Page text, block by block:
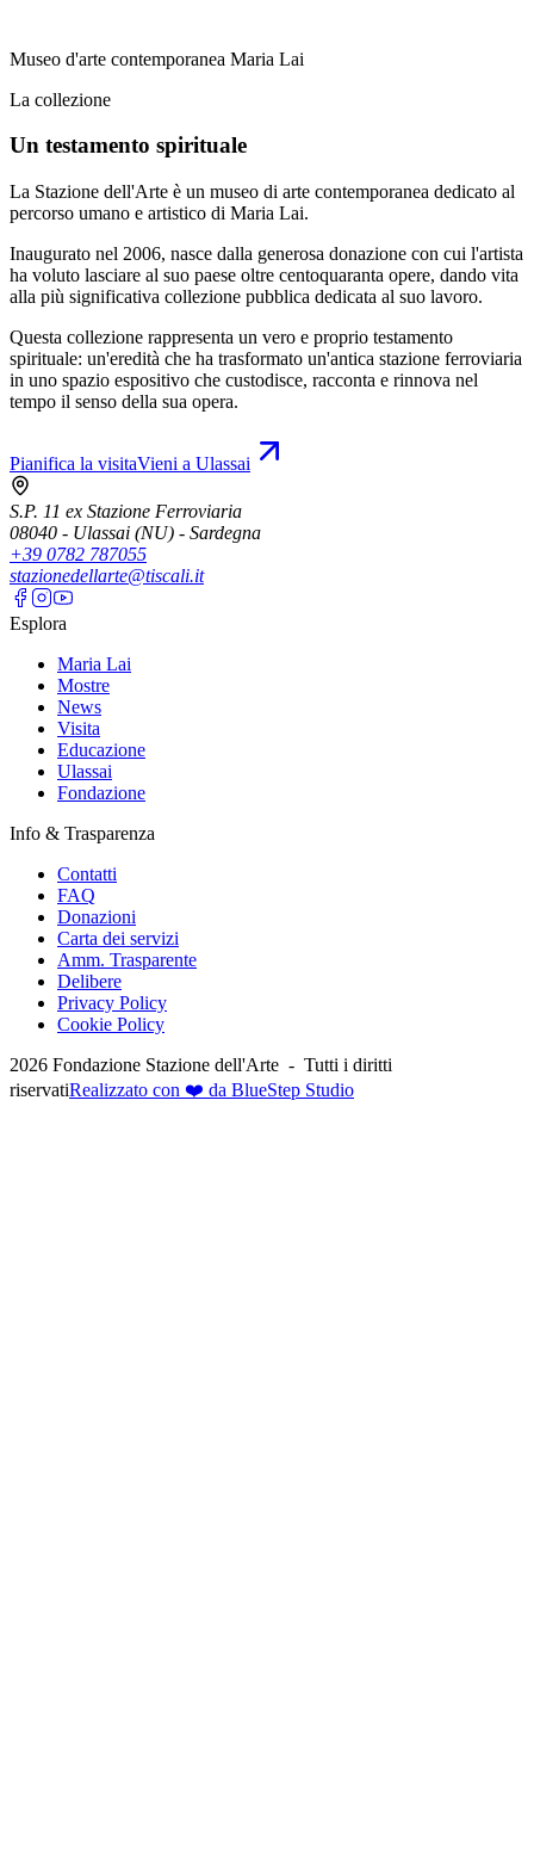
Museo d'arte contemporanea Maria Lai
La collezione
Un testamento spirituale
La Stazione dell'Arte è un museo di arte contemporanea dedicato al
percorso umano e artistico di Maria Lai.
Inaugurato nel 2006, nasce dalla generosa donazione con cui l'artista
ha voluto lasciare al suo paese oltre centoquaranta opere, dando vita
alla più significativa collezione pubblica dedicata al suo lavoro.
Questa collezione rappresenta un vero e proprio testamento
spirituale: un'eredità che ha trasformato un'antica stazione ferroviaria
in uno spazio espositivo che custodisce, racconta e rinnova nel
tempo il senso della sua opera.
Pianifica la visitaVieni a Ulassai
S.P. 11 ex Stazione Ferroviaria
08040 - Ulassai (NU) - Sardegna
+39 0782 787055
stazionedellarte@tiscali.it
Esplora
Maria Lai
Mostre
News
Visita
Educazione
Ulassai
Fondazione
Info & Trasparenza
Contatti
FAQ
Donazioni
Carta dei servizi
Amm. Trasparente
Delibere
Privacy Policy
Cookie Policy
2026 Fondazione Stazione dell'Arte - Tutti i diritti
riservatiRealizzato con ❤️ da BlueStep Studio